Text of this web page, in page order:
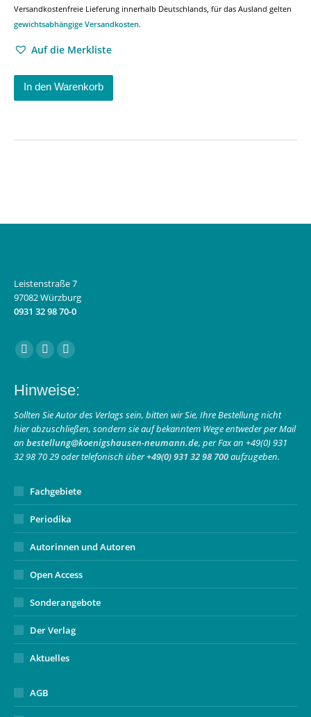
Versandkostenfreie Lieferung innerhalb Deutschlands, für das Ausland gelten
gewichtsabhängige Versandkosten.
Auf die Merkliste
In den Warenkorb
Leistenstraße 7
97082 Würzburg
0931 32 98 70-0
Finden Sie uns auf:
Facebook
opens
in
new
window
Instagram
opens
in
new
window
E-
page
opens
in
new
window
Hinweise:
Sollten Sie Autor des Verlags sein, bitten wir Sie, Ihre Bestellung nicht
hier abzuschließen, sondern sie auf bekanntem Wege entweder per Mail
an bestellung@koenigshausen-neumann.de, per Fax an +49(0) 931
32 98 70 29 oder telefonisch über+49(0) 931 32 98 700aufzugeben.
Fachgebiete
Periodika
Autorinnen und Autoren
Open Access
Sonderangebote
Der Verlag
Aktuelles
AGB